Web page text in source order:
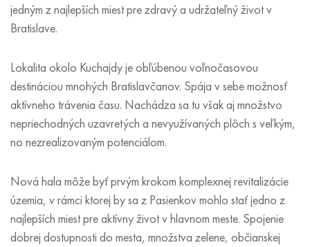
jedným z najlepších miest pre zdravý a udržateľný život v
Bratislave.
Lokalita okolo Kuchajdy je obľúbenou voľnočasovou
destináciou mnohých Bratislavčanov. Spája v sebe možnosť
aktívneho trávenia času. Nachádza sa tu však aj množstvo
nepriechodných uzavretých a nevyužívaných plôch s veľkým,
no nezrealizovaným potenciálom.
Nová hala môže byť prvým krokom komplexnej revitalizácie
územia, v rámci ktorej by sa z Pasienkov mohlo stať jedno z
najlepších miest pre aktívny život v hlavnom meste. Spojenie
dobrej dostupnosti do mesta, množstva zelene, občianskej